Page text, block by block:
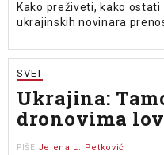
Kako preživeti, kako
ukrajinskih novinara
SVET
Ukrajina:
dronovima
PIŠE Jelena L. Petković